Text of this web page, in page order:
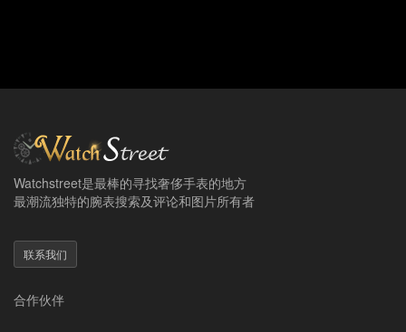
Watchstreet是最棒的寻找奢侈手表的地方
最潮流独特的腕表搜索及评论和图片所有者
联系我们
合作伙伴